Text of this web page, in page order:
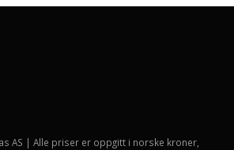
AS | Alle priser er oppgitt i norske kroner,